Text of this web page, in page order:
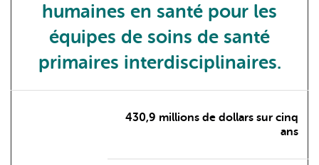
humaines en santé pour les
équipes de soins de santé
primaires interdisciplinaires.
430,9 millions de dollars sur cinq
ans